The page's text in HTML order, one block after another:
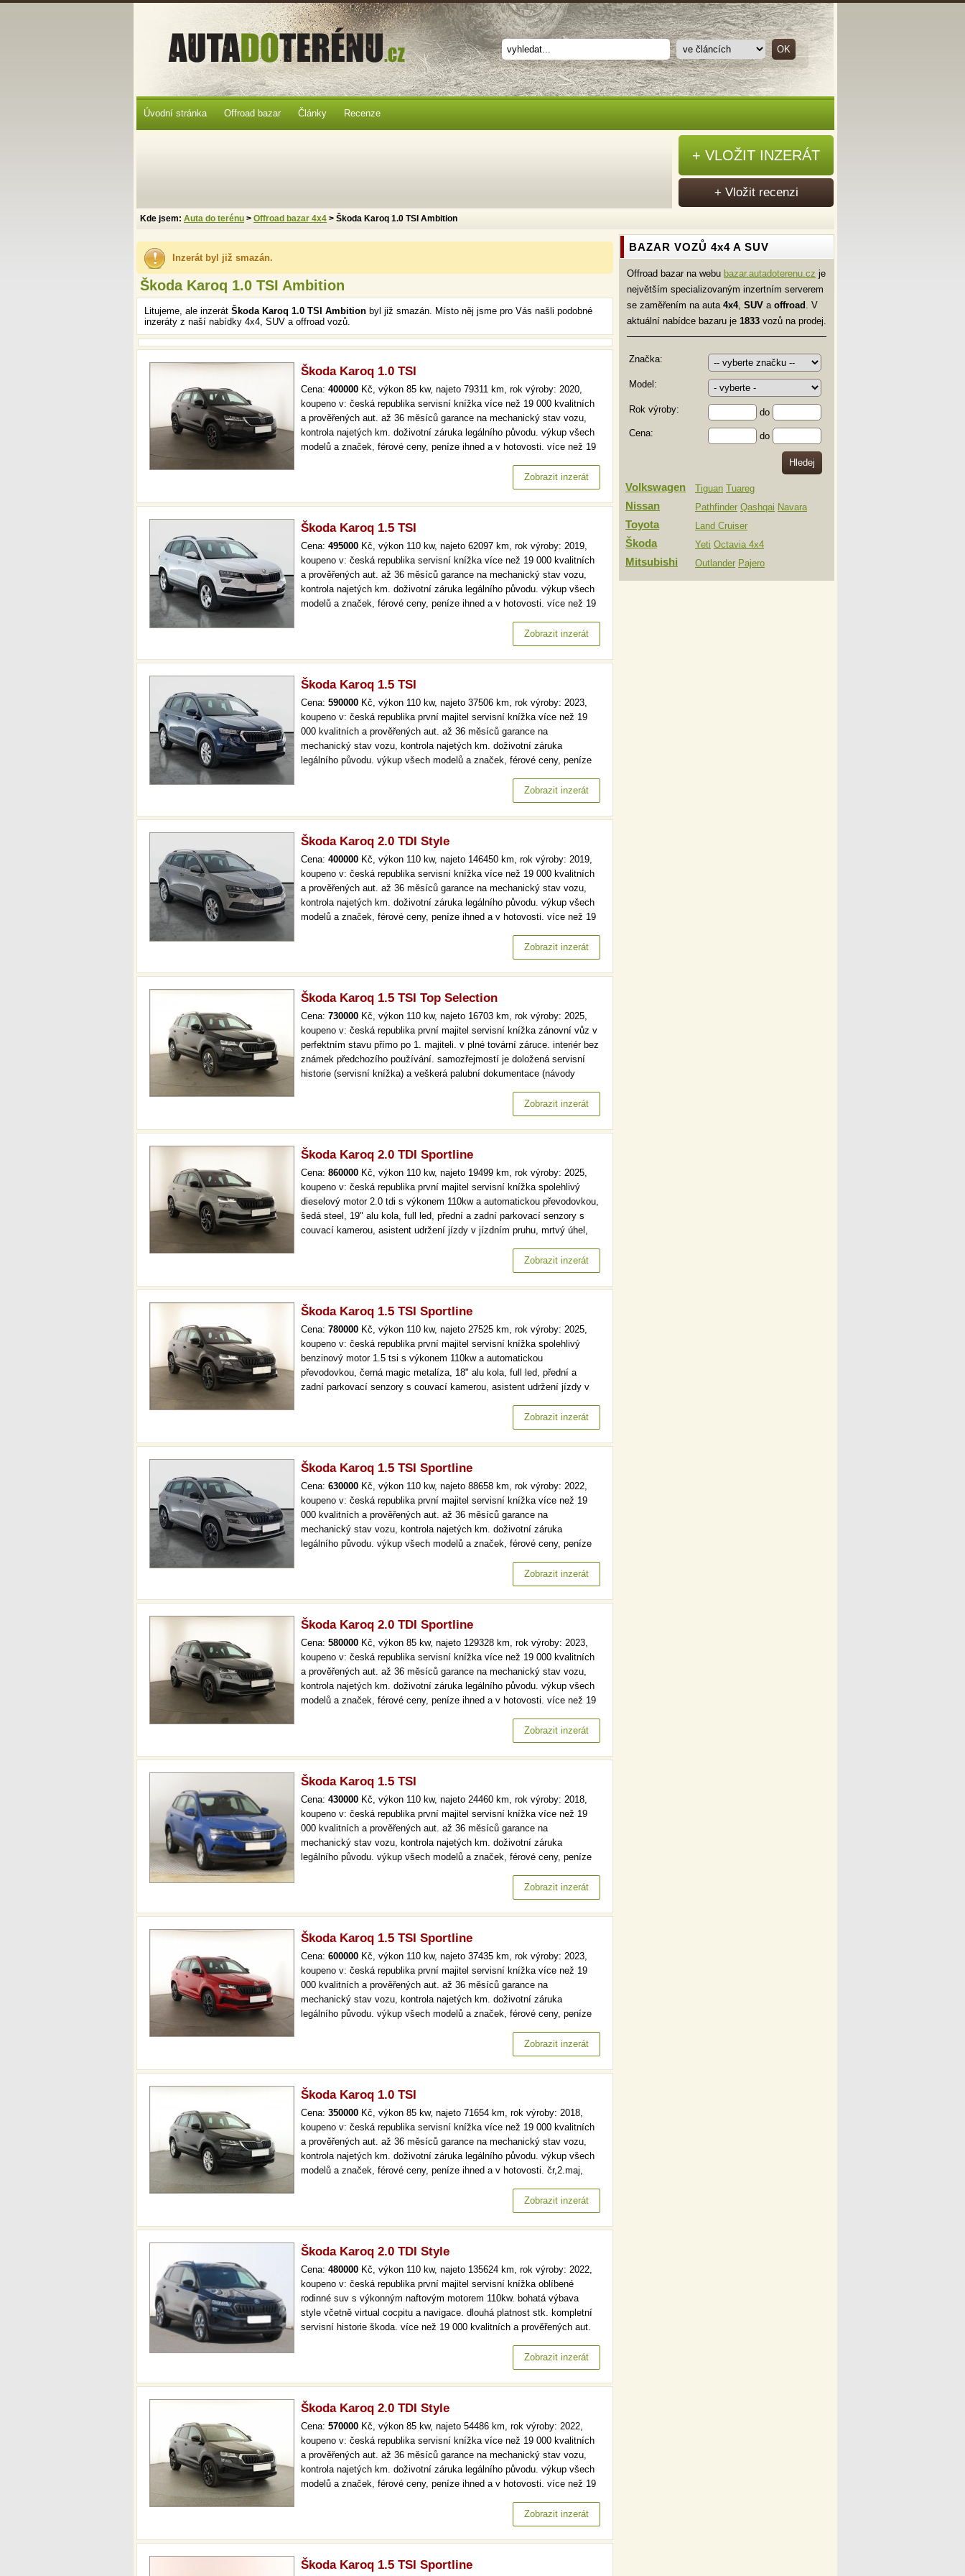
Inzerát byl již smazán.
Škoda Karoq 1.0 TSI Ambition
Litujeme, ale inzerát Škoda Karoq 1.0 TSI Ambition byl již smazán. Místo něj jsme pro Vás našli podobné
inzeráty z naší nabídky 4x4, SUV a offroad vozů.
Škoda Karoq 1.0 TSI
Cena: 400000 Kč, výkon 85 kw, najeto 79311 km, rok výroby: 2020,
koupeno v: česká republika servisní knížka více než 19 000 kvalitních
a prověřených aut. až 36 měsíců garance na mechanický stav vozu,
kontrola najetých km. doživotní záruka legálního původu. výkup všech
modelů a značek, férové ceny, peníze ihned a v hotovosti. více než 19
mechanický stav vozu, kontrola najetých km. doživotní záruka…
Zobrazit inzerát
Škoda Karoq 1.5 TSI
Cena: 495000 Kč, výkon 110 kw, najeto 62097 km, rok výroby: 2019,
koupeno v: česká republika servisní knížka více než 19 000 kvalitních
a prověřených aut. až 36 měsíců garance na mechanický stav vozu,
kontrola najetých km. doživotní záruka legálního původu. výkup všech
modelů a značek, férové ceny, peníze ihned a v hotovosti. více než 19
mechanický stav vozu, kontrola najetých km. doživotní záruka…
Zobrazit inzerát
Škoda Karoq 1.5 TSI
Cena: 590000 Kč, výkon 110 kw, najeto 37506 km, rok výroby: 2023,
koupeno v: česká republika první majitel servisní knížka více než 19
000 kvalitních a prověřených aut. až 36 měsíců garance na
mechanický stav vozu, kontrola najetých km. doživotní záruka
legálního původu. výkup všech modelů a značek, férové ceny, peníze
36 měsíců garance na mechanický stav vozu, kontrola najetých km.…
Zobrazit inzerát
Škoda Karoq 2.0 TDI Style
Cena: 400000 Kč, výkon 110 kw, najeto 146450 km, rok výroby: 2019,
koupeno v: česká republika servisní knížka více než 19 000 kvalitních
a prověřených aut. až 36 měsíců garance na mechanický stav vozu,
kontrola najetých km. doživotní záruka legálního původu. výkup všech
modelů a značek, férové ceny, peníze ihned a v hotovosti. více než 19
mechanický stav vozu, kontrola najetých km. doživotní záruka…
Zobrazit inzerát
Škoda Karoq 1.5 TSI Top Selection
Cena: 730000 Kč, výkon 110 kw, najeto 16703 km, rok výroby: 2025,
koupeno v: česká republika první majitel servisní knížka zánovní vůz v
perfektním stavu přímo po 1. majiteli. v plné tovární záruce. interiér bez
známek předchozího používání. samozřejmostí je doložená servisní
historie (servisní knížka) a veškerá palubní dokumentace (návody
převodovkou dsg, cena nového vozu 896.500kč, barva černá…
Zobrazit inzerát
Škoda Karoq 2.0 TDI Sportline
Cena: 860000 Kč, výkon 110 kw, najeto 19499 km, rok výroby: 2025,
koupeno v: česká republika první majitel servisní knížka spolehlivý
dieselový motor 2.0 tdi s výkonem 110kw a automatickou převodovkou,
šedá steel, 19" alu kola, full led, přední a zadní parkovací senzory s
couvací kamerou, asistent udržení jízdy v jízdním pruhu, mrtvý úhel,
360kamera, bezklíčové odemykání a startování, virtual…Zobrazit inzerát
Škoda Karoq 1.5 TSI Sportline
Cena: 780000 Kč, výkon 110 kw, najeto 27525 km, rok výroby: 2025,
koupeno v: česká republika první majitel servisní knížka spolehlivý
benzinový motor 1.5 tsi s výkonem 110kw a automatickou
převodovkou, černá magic metalíza, 18" alu kola, full led, přední a
zadní parkovací senzory s couvací kamerou, asistent udržení jízdy v
sedačky včetně volantu, 360kamera, bezklíčové odemykání aZobrazit inzerát
Škoda Karoq 1.5 TSI Sportline
Cena: 630000 Kč, výkon 110 kw, najeto 88658 km, rok výroby: 2022,
koupeno v: česká republika první majitel servisní knížka více než 19
000 kvalitních a prověřených aut. až 36 měsíců garance na
mechanický stav vozu, kontrola najetých km. doživotní záruka
legálního původu. výkup všech modelů a značek, férové ceny, peníze
36 měsíců garance na mechanický stav vozu, kontrola najetých km.…
Zobrazit inzerát
Škoda Karoq 2.0 TDI Sportline
Cena: 580000 Kč, výkon 85 kw, najeto 129328 km, rok výroby: 2023,
koupeno v: česká republika servisní knížka více než 19 000 kvalitních
a prověřených aut. až 36 měsíců garance na mechanický stav vozu,
kontrola najetých km. doživotní záruka legálního původu. výkup všech
modelů a značek, férové ceny, peníze ihned a v hotovosti. více než 19
mechanický stav vozu, kontrola najetých km. doživotní záruka…
Zobrazit inzerát
Škoda Karoq 1.5 TSI
Cena: 430000 Kč, výkon 110 kw, najeto 24460 km, rok výroby: 2018,
koupeno v: česká republika první majitel servisní knížka více než 19
000 kvalitních a prověřených aut. až 36 měsíců garance na
mechanický stav vozu, kontrola najetých km. doživotní záruka
legálního původu. výkup všech modelů a značek, férové ceny, peníze
36 měsíců garance na mechanický stav vozu, kontrola najetých km.…
Zobrazit inzerát
Škoda Karoq 1.5 TSI Sportline
Cena: 600000 Kč, výkon 110 kw, najeto 37435 km, rok výroby: 2023,
koupeno v: česká republika první majitel servisní knížka více než 19
000 kvalitních a prověřených aut. až 36 měsíců garance na
mechanický stav vozu, kontrola najetých km. doživotní záruka
legálního původu. výkup všech modelů a značek, férové ceny, peníze
36 měsíců garance na mechanický stav vozu, kontrola najetých km.…
Zobrazit inzerát
Škoda Karoq 1.0 TSI
Cena: 350000 Kč, výkon 85 kw, najeto 71654 km, rok výroby: 2018,
koupeno v: česká republika servisní knížka více než 19 000 kvalitních
a prověřených aut. až 36 měsíců garance na mechanický stav vozu,
kontrola najetých km. doživotní záruka legálního původu. výkup všech
modelů a značek, férové ceny, peníze ihned a v hotovosti. čr,2.maj,
měsíců garance na mechanický stav vozu, kontrola najetých…
Zobrazit inzerát
Škoda Karoq 2.0 TDI Style
Cena: 480000 Kč, výkon 110 kw, najeto 135624 km, rok výroby: 2022,
koupeno v: česká republika první majitel servisní knížka oblíbené
rodinné suv s výkonným naftovým motorem 110kw. bohatá výbava
style včetně virtual cocpitu a navigace. dlouhá platnost stk. kompletní
servisní historie škoda. více než 19 000 kvalitních a prověřených aut.
doživotní záruka legálního původu. výkup všech modelů a…Zobrazit inzerát
Škoda Karoq 2.0 TDI Style
Cena: 570000 Kč, výkon 85 kw, najeto 54486 km, rok výroby: 2022,
koupeno v: česká republika servisní knížka více než 19 000 kvalitních
a prověřených aut. až 36 měsíců garance na mechanický stav vozu,
kontrola najetých km. doživotní záruka legálního původu. výkup všech
modelů a značek, férové ceny, peníze ihned a v hotovosti. více než 19
mechanický stav vozu, kontrola najetých km. doživotní záruka…
Zobrazit inzerát
Škoda Karoq 1.5 TSI Sportline
BAZAR VOZŮ 4x4 A SUV
Offroad bazar na webu bazar.autadoterenu.cz je
největším specializovaným inzertním serverem
se zaměřením na auta 4x4, SUV a offroad . V
aktuální nabídce bazaru je 1833 vozů na prodej.
Značka:
Model:
Rok výroby:
do
Cena:
do
Volkswagen Tiguan Tuareg
Nissan Pathfinder Qashqai Navara
Toyota Land Cruiser
Škoda Yeti Octavia 4x4
Mitsubishi Outlander Pajero
Úvodní stránka Offroad bazar Články Recenze
Kde jsem: Auta do terénu > Offroad bazar 4x4 > Škoda Karoq 1.0 TSI Ambition
+ VLOŽIT INZERÁT
+ Vložit recenzi